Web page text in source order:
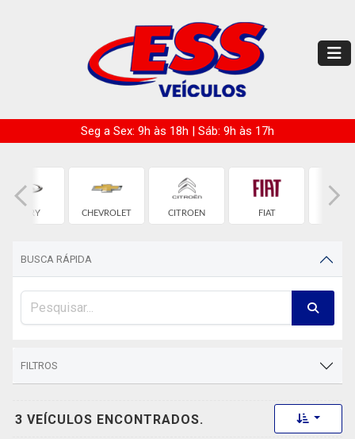
Seg a Sex: 9h às 18h | Sáb: 9h às 17h
CHERY CHEVROLET CITROEN FIAT
BUSCA RÁPIDA
FILTROS
3 VEÍCULOS ENCONTRADOS. Toggle